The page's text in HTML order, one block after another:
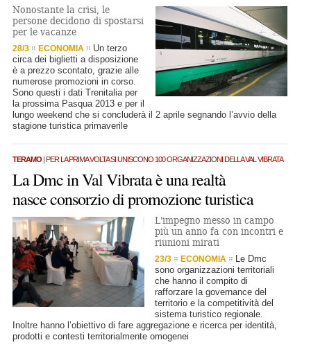
Nonostante la crisi, le
persone decidono di spostarsi
per le vacanze
28/3 ECONOMIA
Un terzo
circa dei biglietti a disposizione
è a prezzo scontato, grazie alle
numerose promozioni in corso.
Sono questi i dati Trenitalia per
la prossima Pasqua 2013 e per il
lungo weekend che si concluderà il 2 aprile segnando l’avvio della
stagione turistica primaverile
TERAMO | PER LA PRIMA VOLTA SI UNISCONO 100 ORGANIZZAZIONI DELLA VAL VIBRATA
La Dmc in Val Vibrata è una realtà
nasce consorzio di promozione turistica
L'impegno messo in campo
più un anno fa con incontri e
riunioni mirati
23/3 ECONOMIA
Le Dmc
sono organizzazioni territoriali
che hanno il compito di
rafforzare la governance del
territorio e la competitività del
sistema turistico regionale.
Inoltre hanno l’obiettivo di fare aggregazione e ricerca per identità,
prodotti e contesti territorialmente omogenei